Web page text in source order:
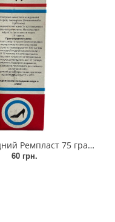
75 грам, епоксидна смола
60 грн.